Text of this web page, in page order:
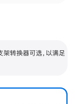
转换器可选，以满足